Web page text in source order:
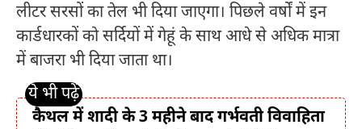
लीटर सरसों का तेल भी दिया जाएगा। पिछले वर्षों में इन
कार्डधारकों को सर्दियों में गेहूं के साथ आधे से अधिक मात्रा
में बाजरा भी दिया जाता था।
कैथल में शादी के 3 महीने बाद गर्भवती विवाहिता